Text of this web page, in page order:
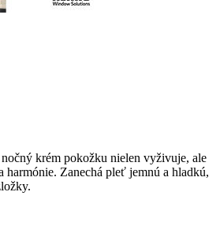
krém pokožku nielen vyživuje, ale
harmónie. Zanechá pleť jemnú a hladkú,